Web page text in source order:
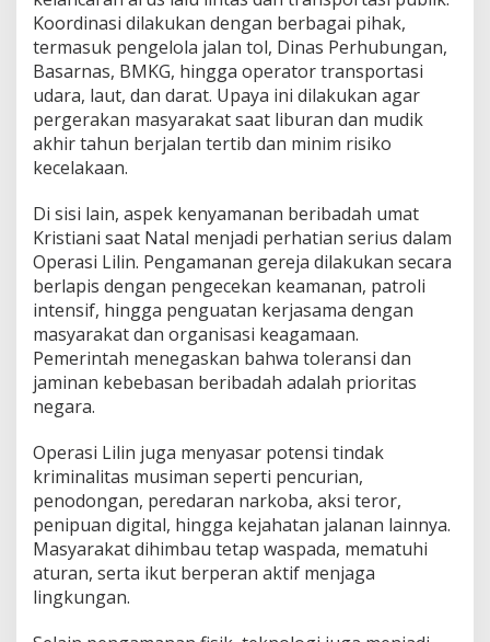
n
d
o
n
s
i
a
Koordinasi dilakukan dengan berbagai pihak,
termasuk pengelola jalan tol, Dinas Perhubungan,
Basarnas, BMKG, hingga operator transportasi
udara, laut, dan darat. Upaya ini dilakukan agar
pergerakan masyarakat saat liburan dan mudik
akhir tahun berjalan tertib dan minim risiko
kecelakaan.
Di sisi lain, aspek kenyamanan beribadah umat
Kristiani saat Natal menjadi perhatian serius dalam
Operasi Lilin. Pengamanan gereja dilakukan secara
berlapis dengan pengecekan keamanan, patroli
intensif, hingga penguatan kerjasama dengan
masyarakat dan organisasi keagamaan.
Pemerintah menegaskan bahwa toleransi dan
jaminan kebebasan beribadah adalah prioritas
negara.
Operasi Lilin juga menyasar potensi tindak
kriminalitas musiman seperti pencurian,
penodongan, peredaran narkoba, aksi teror,
penipuan digital, hingga kejahatan jalanan lainnya.
Masyarakat dihimbau tetap waspada, mematuhi
aturan, serta ikut berperan aktif menjaga
lingkungan.